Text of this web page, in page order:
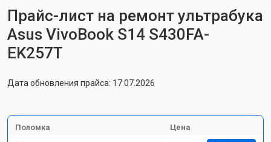
Прайс-лист на ремонт ультрабука
Asus VivoBook S14 S430FA-
EK257T
Дата обновления прайса: 17.07.2026
Поломка Цена